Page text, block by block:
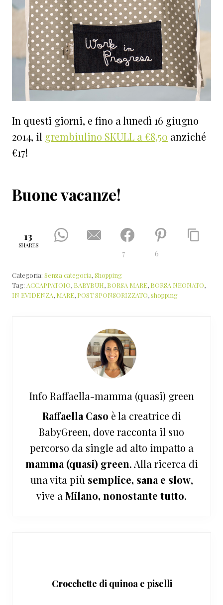
In questi giorni, e fino a lunedì 16 giugno
2014, il grembiulino SKULL a €8,50 anziché
€17!
Buone vacanze!
13
SHARES
7 6
Categoria: Senza categoria,Shopping
Tag: ACCAPPATOIO, BABYBUH, BORSA MARE, BORSA NEONATO,
IN EVIDENZA, MARE, POST SPONSORIZZATO,shopping
Info Raffaella-mamma (quasi) green
Raffaella Caso è la creatrice di
BabyGreen, dove racconta il suo
percorso da single ad alto impatto a
mamma (quasi) green. Alla ricerca di
una vita più semplice, sana e slow,
vive a Milano, nonostante tutto.
Crocchette di quinoa e piselli